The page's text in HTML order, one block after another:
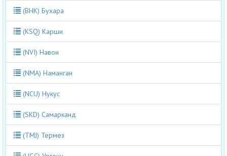
(BHK) Бухара
(KSQ) Карши
(NVI) Навои
(NMA) Наманган
(NCU) Нукус
(SKD) Самарканд
(TMJ) Термез